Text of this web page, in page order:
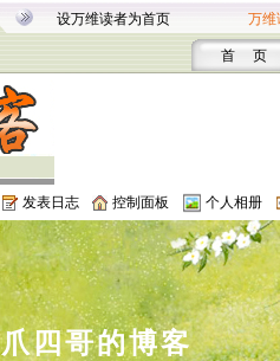
设万维读者为首页 万维
首 页
发表日志 控制面板 个人相册
爪四哥的博客